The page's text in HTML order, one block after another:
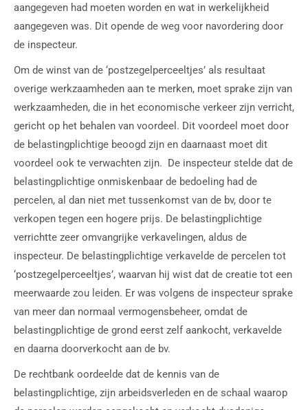
aangegeven had moeten worden en wat in werkelijkheid
aangegeven was. Dit opende de weg voor navordering door
de inspecteur.
Om de winst van de ‘postzegelperceeltjes’ als resultaat
overige werkzaamheden aan te merken, moet sprake zijn van
werkzaamheden, die in het economische verkeer zijn verricht,
gericht op het behalen van voordeel. Dit voordeel moet door
de belastingplichtige beoogd zijn en daarnaast moet dit
voordeel ook te verwachten zijn. De inspecteur stelde dat de
belastingplichtige onmiskenbaar de bedoeling had de
percelen, al dan niet met tussenkomst van de bv, door te
verkopen tegen een hogere prijs. De belastingplichtige
verrichtte zeer omvangrijke verkavelingen, aldus de
inspecteur. De belastingplichtige verkavelde de percelen tot
‘postzegelperceeltjes’, waarvan hij wist dat de creatie tot een
meerwaarde zou leiden. Er was volgens de inspecteur sprake
van meer dan normaal vermogensbeheer, omdat de
belastingplichtige de grond eerst zelf aankocht, verkavelde
en daarna doorverkocht aan de bv.
De rechtbank oordeelde dat de kennis van de
belastingplichtige, zijn arbeidsverleden en de schaal waarop